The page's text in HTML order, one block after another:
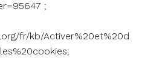
;
fr/kb/Activer%20et%20d
;